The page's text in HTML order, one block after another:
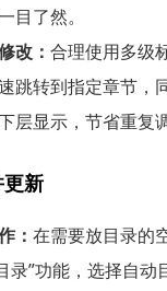
目了然。
改： 合理使用多级
跳转到指定章节，
层显示，节省重复
新
： 在需要放目录的
录”功能，选择自动